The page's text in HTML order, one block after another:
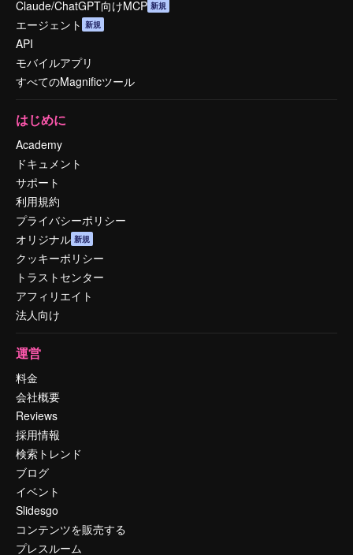
Claude/ChatGPT向けMCP 新規
エージェント 新規
API
モバイルアプリ
すべてのMagnificツール
はじめに
Academy
ドキュメント
サポート
利用規約
プライバシーポリシー
オリジナル 新規
クッキーポリシー
トラストセンター
アフィリエイト
法人向け
運営
料金
会社概要
Reviews
採用情報
検索トレンド
ブログ
イベント
Slidesgo
コンテンツを販売する
プレスルーム